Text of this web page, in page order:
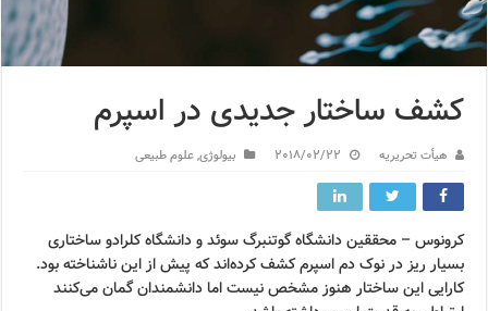
کشف ساختار جدیدی در اسپرم
هیأت تحریریه 2018/02/22 بیولوژی,علوم طبیعی
کرونوس – محققین دانشگاه گوتنبرگ سوئد و دانشگاه کلرادو ساختاری
بسیار ریز در نوک دم اسپرم کشف کرده‌اند که پیش از این ناشناخته بود.
کارایی این ساختار هنوز مشخص نیست اما دانشمندان گمان می‌کنند